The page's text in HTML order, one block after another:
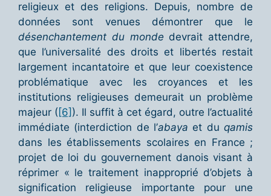
religieux et des religions. Depuis, nombre de
données sont venues démontrer que le
désenchantement du monde devrait attendre,
que l’universalité des droits et libertés restait
largement incantatoire et que leur coexistence
problématique avec les croyances et les
institutions religieuses demeurait un problème
majeur ( [6] ). Il suffit à cet égard, outre l’actualité
immédiate (interdiction de l’abaya et du qamis
dans les établissements scolaires en France ;
projet de loi du gouvernement danois visant à
réprimer « le traitement inapproprié d’objets à
signification religieuse importante pour une